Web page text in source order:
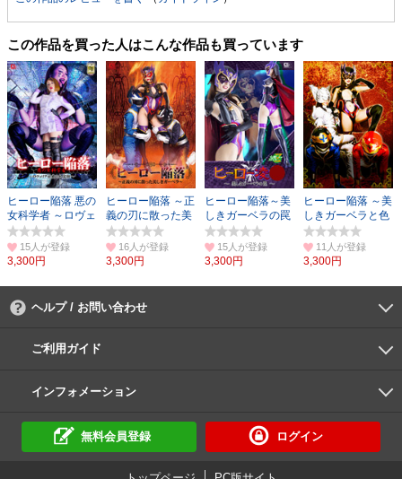
この作品を買った人はこんな作品も買っています
ヒーロー陥落 悪の
女科学者 ～ロヴェ
リア女史の大実験
～ 15人
3,300円
ヒーロー陥落 ～正
義の刃に散った美
しきガーベラ～
16人
3,300円
ヒーロー陥落～美
しきガーベラの罠
～
15人
3,300円
ヒーロー陥落 ～美
しきガーベラと色
欲の魔女ローゼ～
11人
3,300円
ヘルプ / お問い合わせ
よくあるご質問
ご利用環境
お支払い方法
パスワードの再設定
サポートセンター
ご利用ガイド
初めての方へ
会員登録の手順
作品購入の手順
動画再生の手順
検索のヒント
DUGA Player
インフォメーション
DUGAからのお知らせ
デュガの歴史とあゆみ
利用規約
個人情報保護方針
特定商取引法に基づく表示
資金決済法に基づく表示
倫理基準
サイトマップ無料会員登録 ログイン